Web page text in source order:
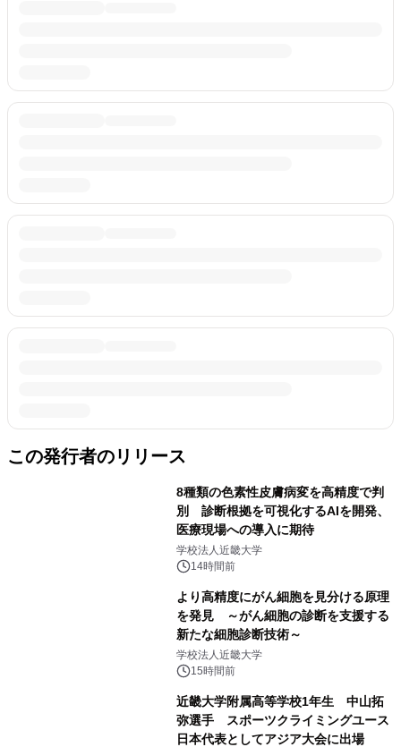
この発行者のリリース
8種類の色素性皮膚病変を高精度で判
別 診断根拠を可視化するAIを開発、
医療現場への導入に期待
学校法人近畿大学
14時間前
より高精度にがん細胞を見分ける原理
を発見 ～がん細胞の診断を支援する
新たな細胞診断技術～
学校法人近畿大学
15時間前
近畿大学附属高等学校1年生 中山拓
弥選手 スポーツクライミングユース
日本代表としてアジア大会に出場